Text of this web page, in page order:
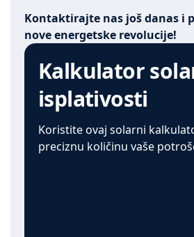
Kontaktirajte nas još danas i
nove energetske revolucije!
Kalkulator
isplativosti
Koristite ovaj solarni
preciznu količinu vaše